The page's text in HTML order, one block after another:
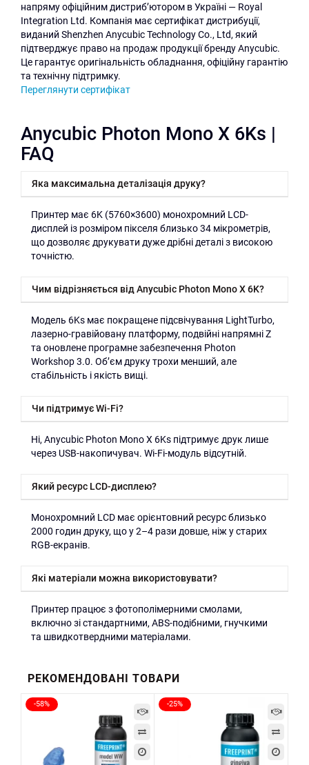
напряму офіційним дистриб’ютором в Україні — Royal
Integration Ltd. Компанія має сертифікат дистрибуції,
виданий Shenzhen Anycubic Technology Co., Ltd, який
підтверджує право на продаж продукції бренду Anycubic.
Це гарантує оригінальність обладнання, офіційну гарантію
та технічну підтримку.
Переглянути сертифікат
Anycubic Photon Mono X 6Ks |
FAQ
Яка максимальна деталізація друку?
Принтер має 6K (5760×3600) монохромний LCD-
дисплей із розміром пікселя близько 34 мікрометрів,
що дозволяє друкувати дуже дрібні деталі з високою
точністю.
Чим відрізняється від Anycubic Photon Mono X 6K?
Модель 6Ks має покращене підсвічування LightTurbo,
лазерно-гравійовану платформу, подвійні напрямні Z
та оновлене програмне забезпечення Photon
Workshop 3.0. Об’єм друку трохи менший, але
стабільність і якість вищі.
Чи підтримує Wi-Fi?
Ні, Anycubic Photon Mono X 6Ks підтримує друк лише
через USB-накопичувач. Wi-Fi-модуль відсутній.
Який ресурс LCD-дисплею?
Монохромний LCD має орієнтовний ресурс близько
2000 годин друку, що у 2–4 рази довше, ніж у старих
RGB-екранів.
Які матеріали можна використовувати?
Принтер працює з фотополімерними смолами,
включно зі стандартними, ABS-подібними, гнучкими
та швидкотвердними матеріалами.
РЕКОМЕНДОВАНІ ТОВАРИ
-58% -25%